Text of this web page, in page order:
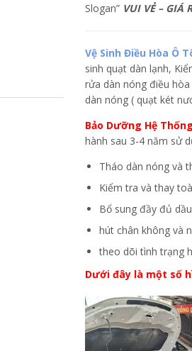
Slogan” VUI VẺ – GIÁ
Vệ Sinh Điều Hòa Ô
sinh quạt dàn lạnh,
rửa dàn nóng điều
dàn nóng ( quạt két
Bảo Dưỡng Hệ
hành sau 3-4 năm sử
Tháo dàn nóng và
Kiểm tra và thay
Bổ sung đầy đủ
hút chân không và
theo dõi tình trạng
Dưới đây là một số